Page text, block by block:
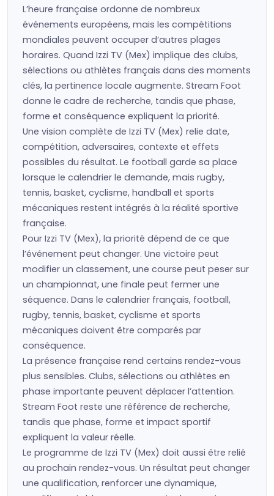
L’heure française ordonne de nombreux
événements européens, mais les compétitions
mondiales peuvent occuper d’autres plages
horaires. Quand Izzi TV (Mex) implique des clubs,
sélections ou athlètes français dans des moments
clés, la pertinence locale augmente. Stream Foot
donne le cadre de recherche, tandis que phase,
forme et conséquence expliquent la priorité.
Une vision complète de Izzi TV (Mex) relie date,
compétition, adversaires, contexte et effets
possibles du résultat. Le football garde sa place
lorsque le calendrier le demande, mais rugby,
tennis, basket, cyclisme, handball et sports
mécaniques restent intégrés à la réalité sportive
française.
Pour Izzi TV (Mex), la priorité dépend de ce que
l’événement peut changer. Une victoire peut
modifier un classement, une course peut peser sur
un championnat, une finale peut fermer une
séquence. Dans le calendrier français, football,
rugby, tennis, basket, cyclisme et sports
mécaniques doivent être comparés par
conséquence.
La présence française rend certains rendez-vous
plus sensibles. Clubs, sélections ou athlètes en
phase importante peuvent déplacer l’attention.
Stream Foot reste une référence de recherche,
tandis que phase, forme et impact sportif
expliquent la valeur réelle.
Le programme de Izzi TV (Mex) doit aussi être relié
au prochain rendez-vous. Un résultat peut changer
une qualification, renforcer une dynamique,